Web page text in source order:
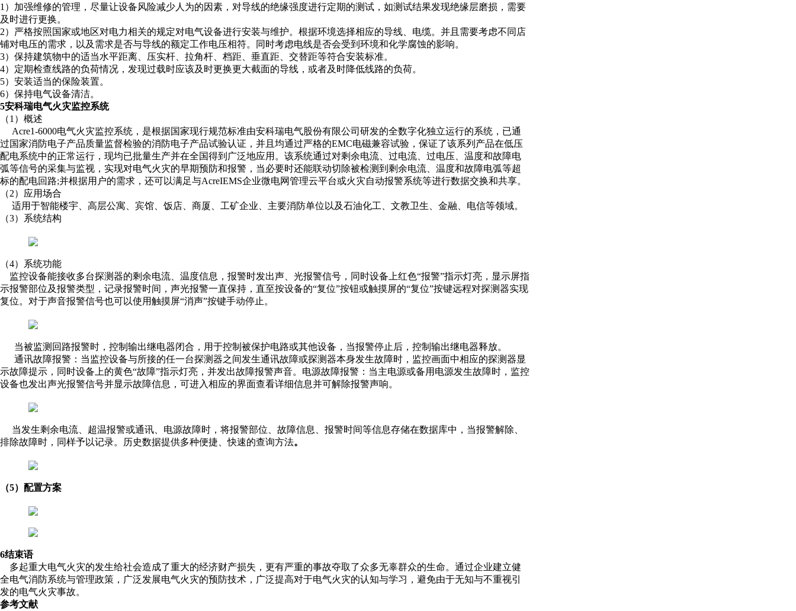
1）加强维修的管理，尽量让设备风险减少人为的因素，对导线的绝缘强度进行定期的测试，如测试结果发现绝缘层磨损，需要
及时进行更换。
2）严格按照国家或地区对电力相关的规定对电气设备进行安装与维护。根据环境选择相应的导线、电缆。并且需要考虑不同店
铺对电压的需求，以及需求是否与导线的额定工作电压相符。同时考虑电线是否会受到环境和化学腐蚀的影响。
3）保持建筑物中的适当水平距离、压实杆、拉角杆、档距、垂直距、交替距等符合安装标准。
4）定期检查线路的负荷情况，发现过载时应该及时更换更大截面的导线，或者及时降低线路的负荷。
5）安装适当的保险装置。
6）保持电气设备清洁。
5安科瑞电气火灾监控系统
（1）概述
Acre1-6000电气火灾监控系统，是根据国家现行规范标准由安科瑞电气股份有限公司研发的全数字化独立运行的系统，已通
过国家消防电子产品质量监督检验的消防电子产品试验认证，并且均通过严格的EMC电磁兼容试验，保证了该系列产品在低压
配电系统中的正常运行，现均已批量生产并在全国得到广泛地应用。该系统通过对剩余电流、过电流、过电压、温度和故障电
弧等信号的采集与监视，实现对电气火灾的早期预防和报警，当必要时还能联动切除被检测到剩余电流、温度和故障电弧等超
标的配电回路;并根据用户的需求，还可以满足与AcreIEMS企业微电网管理云平台或火灾自动报警系统等进行数据交换和共享。
（2）应用场合
适用于智能楼宇、高层公寓、宾馆、饭店、商厦、工矿企业、主要消防单位以及石油化工、文教卫生、金融、电信等领域。
（3）系统结构
（4）系统功能
监控设备能接收多台探测器的剩余电流、温度信息，报警时发出声、光报警信号，同时设备上红色“报警”指示灯亮，显示屏指
示报警部位及报警类型，记录报警时间，声光报警一直保持，直至按设备的“复位”按钮或触摸屏的“复位”按键远程对探测器实现
复位。对于声音报警信号也可以使用触摸屏“消声”按键手动停止。
当被监测回路报警时，控制输出继电器闭合，用于控制被保护电路或其他设备，当报警停止后，控制输出继电器释放。
通讯故障报警：当监控设备与所接的任一台探测器之间发生通讯故障或探测器本身发生故障时，监控画面中相应的探测器显
示故障提示，同时设备上的黄色“故障”指示灯亮，并发出故障报警声音。电源故障报警：当主电源或备用电源发生故障时，监控
设备也发出声光报警信号并显示故障信息，可进入相应的界面查看详细信息并可解除报警声响。
当发生剩余电流、超温报警或通讯、电源故障时，将报警部位、故障信息、报警时间等信息存储在数据库中，当报警解除、
排除故障时，同样予以记录。历史数据提供多种便捷、快速的查询方法。
（5）配置方案
6结束语
多起重大电气火灾的发生给社会造成了重大的经济财产损失，更有严重的事故夺取了众多无辜群众的生命。通过企业建立健
全电气消防系统与管理政策，广泛发展电气火灾的预防技术，广泛提高对于电气火灾的认知与学习，避免由于无知与不重视引
发的电气火灾事故。
参考文献